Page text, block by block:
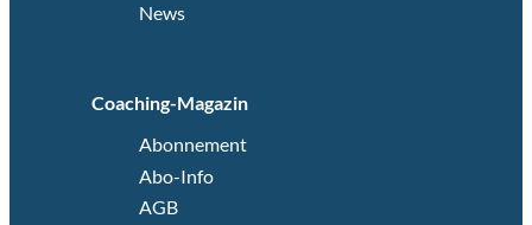
News
Coaching-Magazin
Abonnement
Abo-Info
AGB